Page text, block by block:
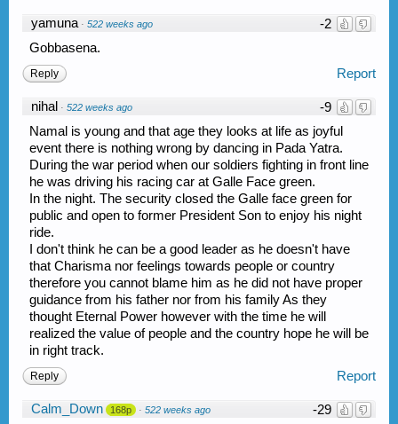
-2
yamuna · 522 weeks ago
Gobbasena.
Report
Reply
-9
nihal · 522 weeks ago
Namal is young and that age they looks at life as joyful
event there is nothing wrong by dancing in Pada Yatra.
During the war period when our soldiers fighting in front line
he was driving his racing car at Galle Face green.
In the night. The security closed the Galle face green for
public and open to former President Son to enjoy his night
ride.
I don't think he can be a good leader as he doesn't have
that Charisma nor feelings towards people or country
therefore you cannot blame him as he did not have proper
guidance from his father nor from his family As they
thought Eternal Power however with the time he will
realized the value of people and the country hope he will be
in right track.
Report
Reply
-29
Calm_Down 168p · 522 weeks ago